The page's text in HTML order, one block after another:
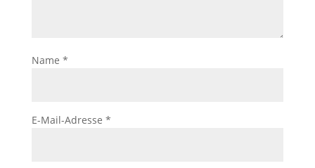
Name *
E-Mail-Adresse *